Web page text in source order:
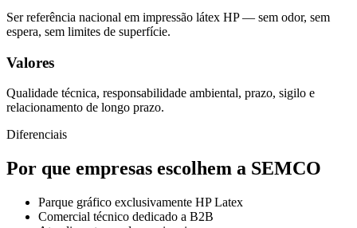
Ser referência nacional em impressão látex HP — sem odor, sem
espera, sem limites de superfície.
Valores
Qualidade técnica, responsabilidade ambiental, prazo, sigilo e
relacionamento de longo prazo.
Diferenciais
Por que empresas escolhem a SEMCO
Parque gráfico exclusivamente HP Latex
Comercial técnico dedicado a B2B